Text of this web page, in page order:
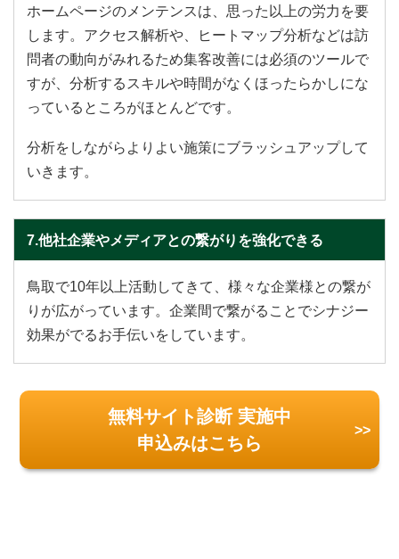
ホームページのメンテンスは、思った以上の労力を要
します。アクセス解析や、ヒートマップ分析などは訪
問者の動向がみれるため集客改善には必須のツールで
すが、分析するスキルや時間がなくほったらかしにな
っているところがほとんどです。
分析をしながらよりよい施策にブラッシュアップして
いきます。
7.他社企業やメディアとの繋がりを強化できる
鳥取で10年以上活動してきて、様々な企業様との繋が
りが広がっています。企業間で繋がることでシナジー
効果がでるお手伝いをしています。
無料サイト診断 実施中
申込みはこちら